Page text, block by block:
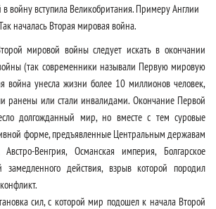
в войну вступила Великобритания. Примеру Англии
началась Вторая мировая война.
мировой войны следует искать в окончании
(так современники называли Первую мировую
война унесла жизни более 10 миллионов человек,
ранены или стали инвалидами. Окончание Первой
долгожданный мир, но вместе с тем суровые
форме, предъявленные Центральным державам
Венгрия, Османская империя, Болгарское
замедленного действия, взрыв которой породил
сил, с которой мир подошел к начала Второй